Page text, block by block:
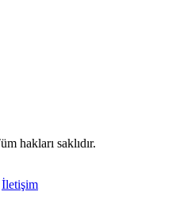
hakları saklıdır.
İletişim